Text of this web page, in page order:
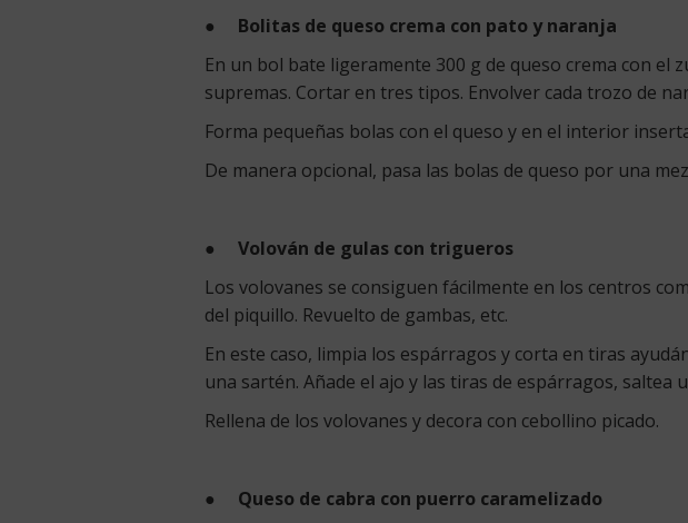
● Bolitas de queso crema con pato y naranja
En un bol bate ligeramente 300 g de queso crema con el
supremas. Cortar en tres tipos. Envolver cada trozo de
Forma pequeñas bolas con el queso y en el interior
De manera opcional, pasa las bolas de queso por una
● Volován de gulas con trigueros
Los volovanes se consiguen fácilmente en los centros
del piquillo. Revuelto de gambas, etc.
En este caso, limpia los espárragos y corta en tiras
una sartén. Añade el ajo y las tiras de espárragos,
Rellena de los volovanes y decora con cebollino picado.
●
Queso de cabra con puerro caramelizado